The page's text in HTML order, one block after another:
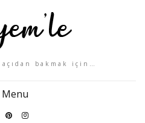
bakmak için…
Menu